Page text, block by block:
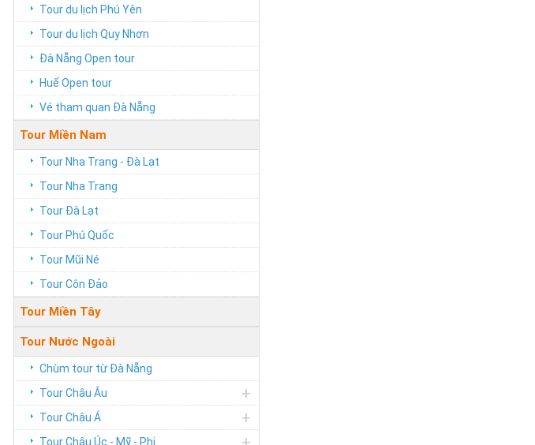
Tour du lịch Phú Yên
Tour du lịch Quy Nhơn
Đà Nẵng Open tour
Huế Open tour
Vé tham quan Đà Nẵng
Tour Miền Nam
Tour Nha Trang - Đà Lạt
Tour Nha Trang
Tour Đà Lạt
Tour Phú Quốc
Tour Mũi Né
Tour Côn Đảo
Tour Miền Tây
Tour Nước Ngoài
Chùm tour từ Đà Nẵng
Tour Châu Âu
+
Tour Châu Á +
Tour Châu Úc - Mỹ - Phi